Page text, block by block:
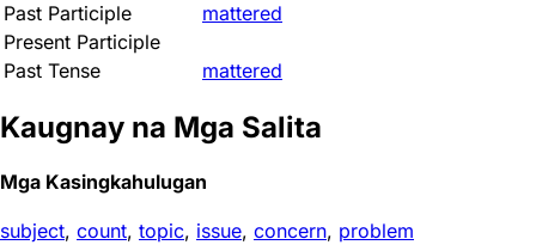
Past Participle
mattered
Present Participle
Past Tense
mattered
Kaugnay na Mga Salita
Mga Kasingkahulugan
subject, count, topic, issue, concern, problem